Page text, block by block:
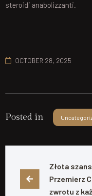
steroidi anabolizzanti.
OCTOBER 28, 2025
Posted in
Złota
Przemierz
zwrotu z